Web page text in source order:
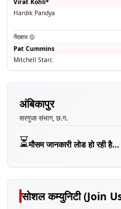
Virat Kohli*
Hardik Pandya
गेंदबाज 🥎
Pat Cummins
Mitchell Starc
अंबिकापुर
सरगुजा संभाग, छ.ग.
⏳मौसम जानकारी लोड हो रही है...
सोशल कम्युनिटी (Join